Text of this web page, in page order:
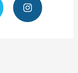
n
s
t